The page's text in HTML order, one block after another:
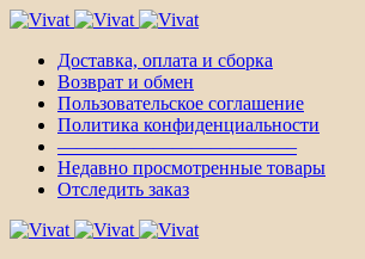
Доставка, оплата и сборка
Возврат и обмен
Пользовательское соглашение
Политика конфиденциальности
————————————–
Недавно просмотренные товары
Отследить заказ